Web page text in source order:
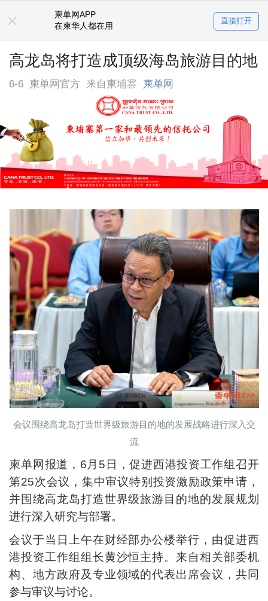
柬单网APP
在柬华人都在用
直接打开
高龙岛将打造成顶级海岛旅游目的地
6-6 柬单网官方 来自柬埔寨 柬单网
会议围绕高龙岛打造世界级旅游目的地的发展战略进行深入交
流
柬单网报道，6月5日，促进西港投资工作组召开
第25次会议，集中审议特别投资激励政策申请，
并围绕高龙岛打造世界级旅游目的地的发展规划
进行深入研究与部署。
会议于当日上午在财经部办公楼举行，由促进西
港投资工作组组长黄沙恒主持。来自相关部委机
构、地方政府及专业领域的代表出席会议，共同
参与审议与讨论。